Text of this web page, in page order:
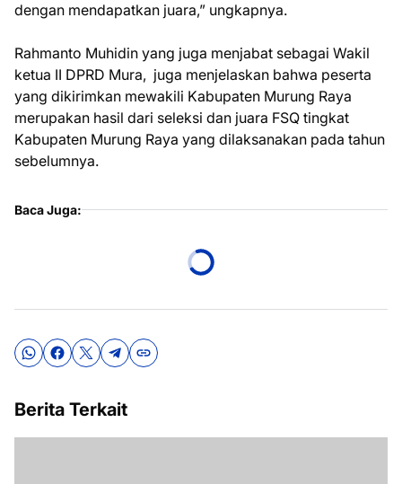
dengan mendapatkan juara,” ungkapnya.
Rahmanto Muhidin yang juga menjabat sebagai Wakil
ketua II DPRD Mura, juga menjelaskan bahwa peserta
yang dikirimkan mewakili Kabupaten Murung Raya
merupakan hasil dari seleksi dan juara FSQ tingkat
Kabupaten Murung Raya yang dilaksanakan pada tahun
sebelumnya.
Baca Juga:
Berita Terkait